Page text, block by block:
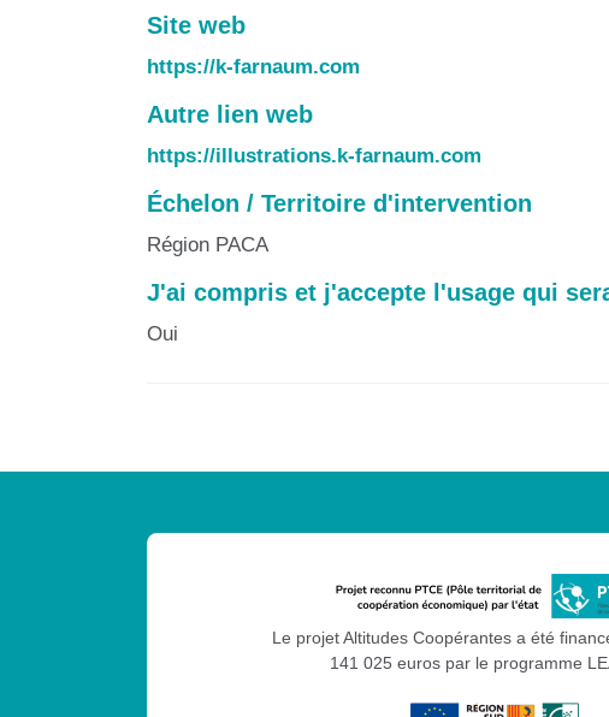
Site web
https://k-farnaum.com
Autre lien web
https://illustrations.k-farnaum.com
Échelon / Territoire d'intervention
Région PACA
J'ai compris et j'accepte l'usage qui
Oui
Le projet Altitudes Coopérantes a été
141 025 euros par le programme